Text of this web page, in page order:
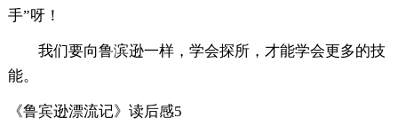
手”呀！
我们要向鲁滨逊一样，学会探所，才能学会更多的技
能。
《鲁宾逊漂流记》读后感5